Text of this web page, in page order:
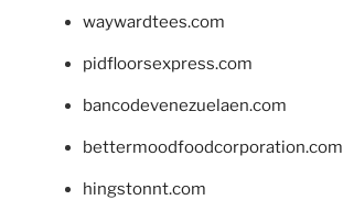
waywardtees.com
pidfloorsexpress.com
bancodevenezuelaen.com
bettermoodfoodcorporation.com
hingstonnt.com